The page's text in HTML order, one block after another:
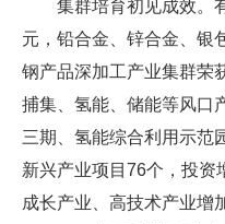
集群培育初见成效。
元，铅合金、锌合金、银
钢产品深加工产业集群荣
捕集、氢能、储能等风口
三期、氢能综合利用示范
新兴产业项目76个，投资
成长产业、高技术产业增